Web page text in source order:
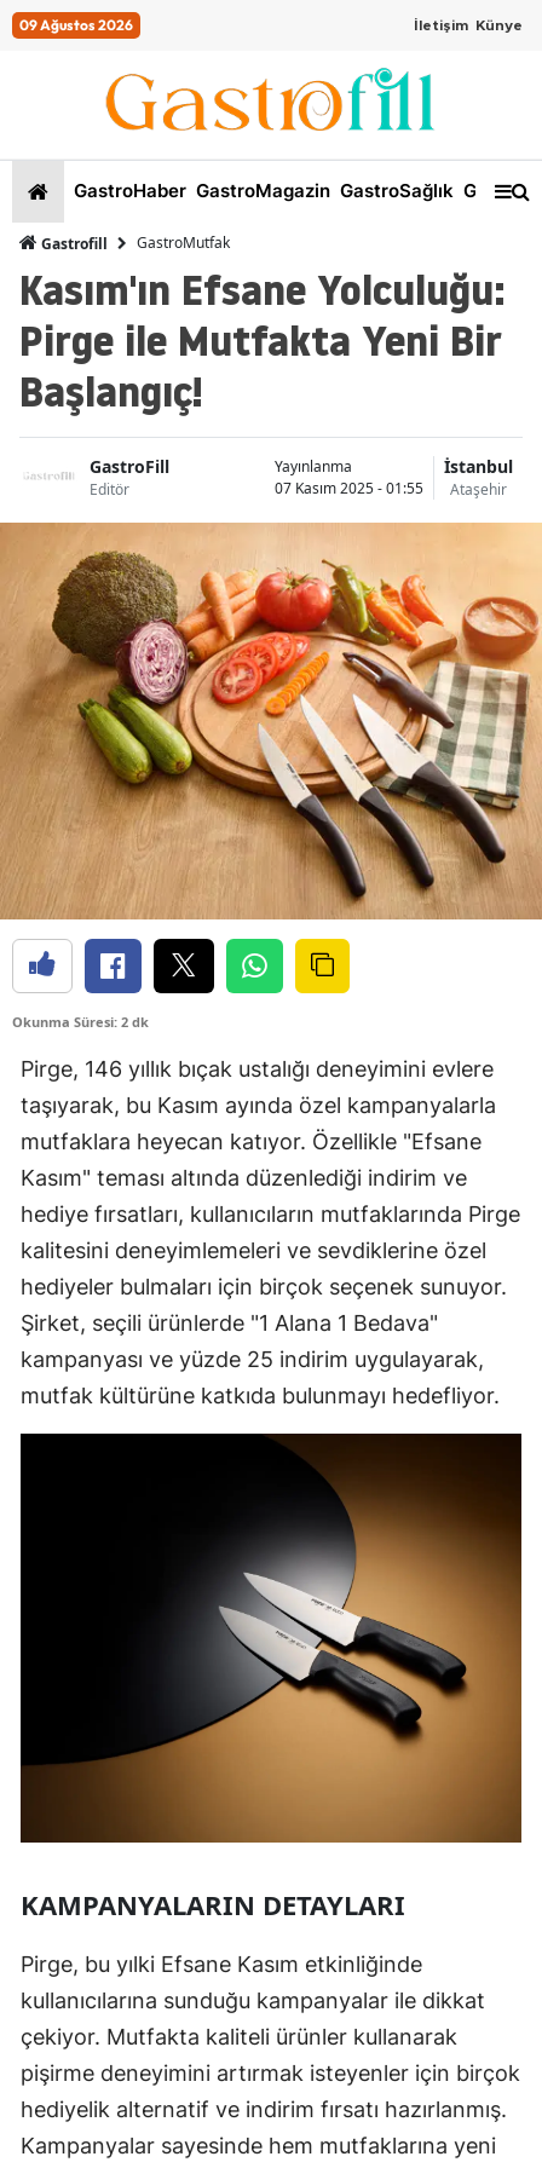
09 Ağustos 2026 İletişim Künye
GastroHaber GastroMagazin GastroSağlık
Gastrofill GastroMutfak
Kasım'ın Efsane Yolculuğu:
Pirge ile Mutfakta Yeni Bir
Başlangıç!
GastroFill
Editör
Yayınlanma
07 Kasım 2025 - 01:55
İstanbul
Ataşehir
Okunma Süresi: 2 dk
Pirge, 146 yıllık bıçak ustalığı deneyimini evlere
taşıyarak, bu Kasım ayında özel kampanyalarla
mutfaklara heyecan katıyor. Özellikle "Efsane
Kasım" teması altında düzenlediği indirim ve
hediye fırsatları, kullanıcıların mutfaklarında Pirge
kalitesini deneyimlemeleri ve sevdiklerine özel
hediyeler bulmaları için birçok seçenek sunuyor.
Şirket, seçili ürünlerde "1 Alana 1 Bedava"
kampanyası ve yüzde 25 indirim uygulayarak,
mutfak kültürüne katkıda bulunmayı hedefliyor.
KAMPANYALARIN DETAYLARI
Pirge, bu yılki Efsane Kasım etkinliğinde
kullanıcılarına sunduğu kampanyalar ile dikkat
çekiyor. Mutfakta kaliteli ürünler kullanarak
pişirme deneyimini artırmak isteyenler için birçok
hediyelik alternatif ve indirim fırsatı hazırlanmış.
Kampanyalar sayesinde hem mutfaklarına yeni